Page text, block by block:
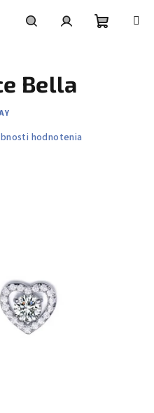
Bella
hodnotenia